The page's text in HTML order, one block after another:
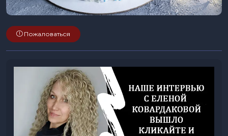
Пожаловаться